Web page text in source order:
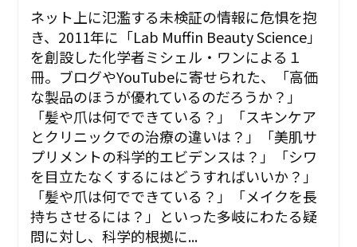
ネット上に氾濫する未検証の情報に危惧を抱
き、2011年に「Lab Muffin Beauty Science」
を創設した化学者ミシェル・ワンによる１
冊。ブログやYouTubeに寄せられた、「高価
な製品のほうが優れているのだろうか？」
「髪や爪は何でできている？」「スキンケア
とクリニックでの治療の違いは？」「美肌サ
プリメントの科学的エビデンスは？」「シワ
を目立たなくするにはどうすればいいか？」
「髪や爪は何でできている？」「メイクを長
持ちさせるには？」といった多岐にわたる疑
問に対し、科学的根拠に...